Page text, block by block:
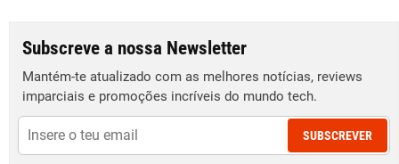
Subscreve a nossa Newsletter
Mantém-te atualizado com as melhores notícias, reviews
imparciais e promoções incríveis do mundo tech.
SUBSCREVER